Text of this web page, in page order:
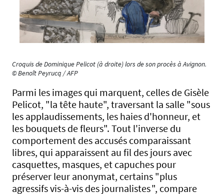
Croquis de Dominique Pelicot (à droite) lors de son procès à Avignon.
© Benoît Peyrucq / AFP
Parmi les images qui marquent, celles de Gisèle
Pelicot, "la tête haute", traversant la salle "sous
les applaudissements, les haies d'honneur, et
les bouquets de fleurs". Tout l'inverse du
comportement des accusés comparaissant
libres, qui apparaissent au fil des jours avec
casquettes, masques, et capuches pour
préserver leur anonymat, certains "plus
agressifs vis-à-vis des journalistes ", compare